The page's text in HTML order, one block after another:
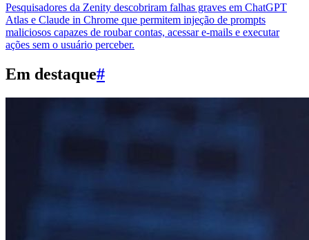
Pesquisadores da Zenity descobriram falhas graves em ChatGPT
Atlas e Claude in Chrome que permitem injeção de prompts
maliciosos capazes de roubar contas, acessar e-mails e executar
ações sem o usuário perceber.
Em destaque#